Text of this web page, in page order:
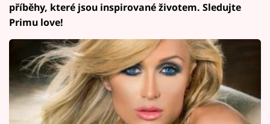
příběhy, které jsou inspirované životem. Sledujte
Primu love!